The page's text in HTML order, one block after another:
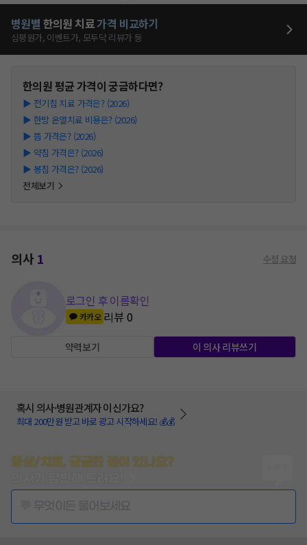
병원별 한의원 치료가격 비교하기
심평원가, 이벤트가, 모두닥 리뷰가 등
한의원평균 가격이 궁금하다면?
▶ 전기침 치료 가격은? (2026)
▶ 한방 온열치료 비용은? (2026)
▶ 뜸 가격은? (2026)
▶ 약침 가격은? (2026)
▶ 봉침 가격은? (2026)
전체보기
의사1 수정 요청
로그인 후 이름확인
카카오 리뷰0
약력보기 이 의사 리뷰쓰기
혹시 의사·병원관계자 이신가요?
최대 200만원 받고 바로 광고 시작하세요! 💰💰
증상/치료, 궁금한 점이 있나요?